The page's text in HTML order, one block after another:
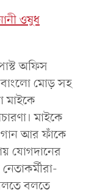
ওষুধ
অফিস
মোড় সহ
মাইকে
মাইকে
গান আর ফাঁকে
যোগদানের
বলতে